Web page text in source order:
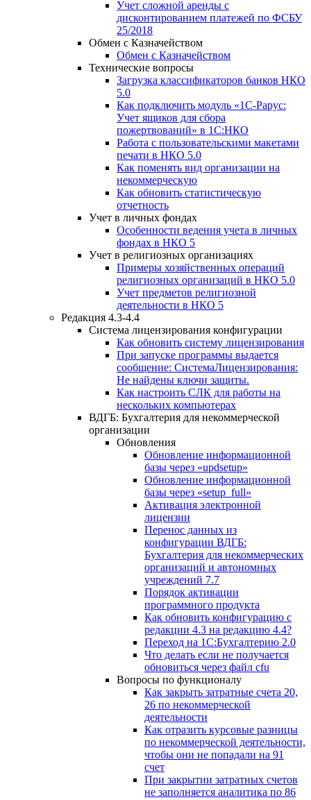
Учет сложной аренды с
дисконтированием платежей по ФСБУ
25/2018
Обмен с Казначейством
Обмен с Казначейством
Технические вопросы
Загрузка классификаторов банков НКО
5.0
Как подключить модуль «1С-Рарус:
Учет ящиков для сбора
пожертвований» в 1С:НКО
Работа с пользовательскими макетами
печати в НКО 5.0
Как поменять вид организации на
некоммерческую
Как обновить статистическую
отчетность
Учет в личных фондах
Особенности ведения учета в личных
фондах в НКО 5
Учет в религиозных организациях
Примеры хозяйственных операций
религиозных организаций в НКО 5.0
Учет предметов религиозной
деятельности в НКО 5
Редакция 4.3-4.4
Система лицензирования конфигурации
Как обновить систему лицензирования
При запуске программы выдается
сообщение: СистемаЛицензирования:
Не найдены ключи защиты.
Как настроить СЛК для работы на
нескольких компьютерах
ВДГБ: Бухгалтерия для некоммерческой
организации
Обновления
Обновление информационной
базы через «updsetup»
Обновление информационной
базы через «setup_full»
Активация электронной
лицензии
Перенос данных из
конфигурации ВДГБ:
Бухгалтерия для некоммерческих
организаций и автономных
учреждений 7.7
Порядок активации
программного продукта
Как обновить конфигурацию с
редакции 4.3 на редакцию 4.4?
Переход на 1С:Бухгалтерию 2.0
Что делать если не получается
обновиться через файл cfu
Вопросы по функционалу
Как закрыть затратные счета 20,
26 по некоммерческой
деятельности
Как отразить курсовые разницы
по некоммерческой деятельности,
чтобы они не попадали на 91
счет
При закрытии затратных счетов
не заполняется аналитика по 86